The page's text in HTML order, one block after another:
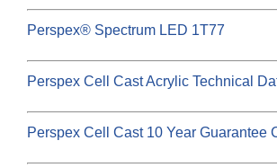
Perspex® Spectrum LED 1T77
Perspex Cell Cast Acrylic Technical
Perspex Cell Cast 10 Year Guarantee